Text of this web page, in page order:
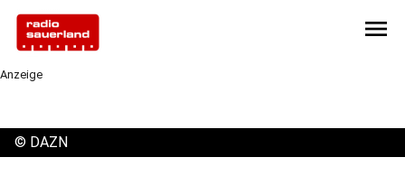
menu
Anzeige
© DAZN